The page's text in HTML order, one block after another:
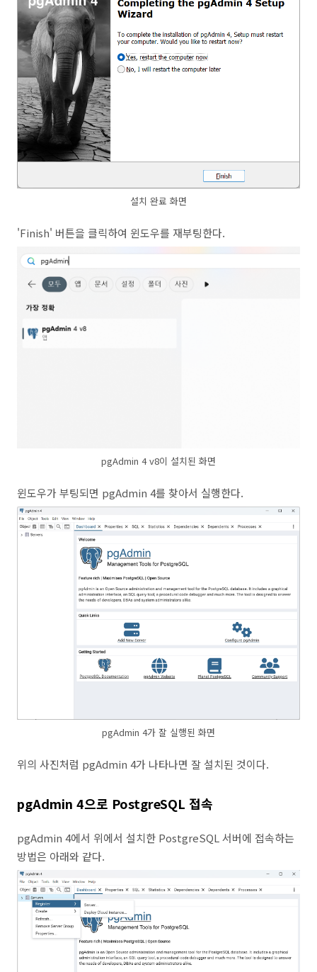
설치 완료 화면
'Finish' 버튼을 클릭하여 윈도우를 재부팅한다.
pgAdmin 4 v8이 설치된 화면
윈도우가 부팅되면 pgAdmin 4를 찾아서 실행한다.
pgAdmin 4가 잘 실행된 화면
위의 사진처럼 pgAdmin 4가 나타나면 잘 설치된 것이다.
pgAdmin 4으로 PostgreSQL 접속
pgAdmin 4에서 위에서 설치한 PostgreSQL 서버에 접속하는
방법은 아래와 같다.